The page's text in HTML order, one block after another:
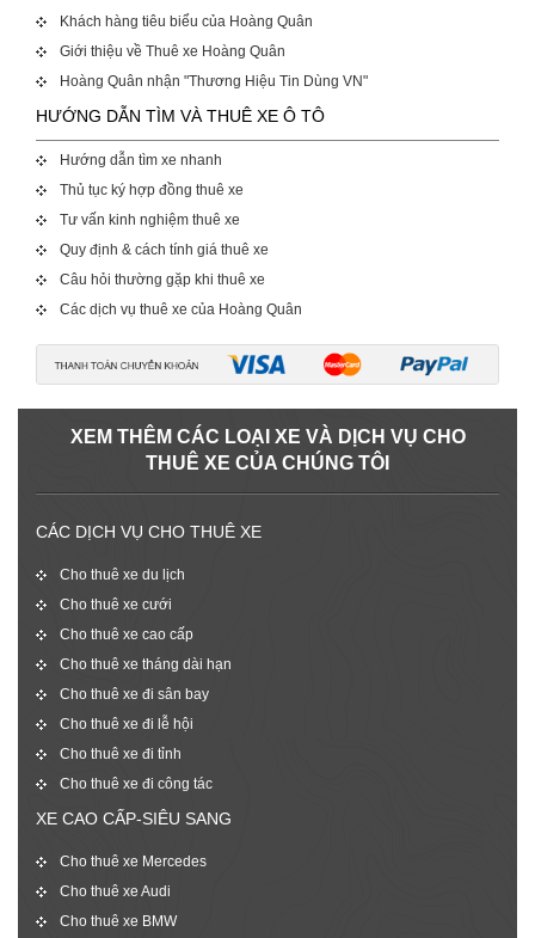
Khách hàng tiêu biểu của Hoàng Quân
Giới thiệu về Thuê xe Hoàng Quân
Hoàng Quân nhận "Thương Hiệu Tin Dùng VN"
HƯỚNG DẪN TÌM VÀ THUÊ XE Ô TÔ
Hướng dẫn tìm xe nhanh
Thủ tục ký hợp đồng thuê xe
Tư vấn kinh nghiệm thuê xe
Quy định & cách tính giá thuê xe
Câu hỏi thường gặp khi thuê xe
Các dịch vụ thuê xe của Hoàng Quân
XEM THÊM CÁC LOẠI XE VÀ DỊCH VỤ CHO
THUÊ XE CỦA CHÚNG TÔI
CÁC DỊCH VỤ CHO THUÊ XE
Cho thuê xe du lịch
Cho thuê xe cưới
Cho thuê xe cao cấp
Cho thuê xe tháng dài hạn
Cho thuê xe đi sân bay
Cho thuê xe đi lễ hội
Cho thuê xe đi tỉnh
Cho thuê xe đi công tác
XE CAO CẤP-SIÊU SANG
Cho thuê xe Mercedes
Cho thuê xe Audi
Cho thuê xe BMW